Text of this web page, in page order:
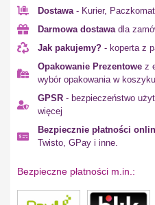
Dostawa- Kurier,
Darmowa dostawadla
Jak pakujemy? - koperta z
Opakowanie Prezentowe z
wybór opakowania w koszyku
GPSR - bezpieczeństwo
więcej
Bezpiecznie płatności
Twisto, GPay i inne.
Bezpieczne płatności m.in.: